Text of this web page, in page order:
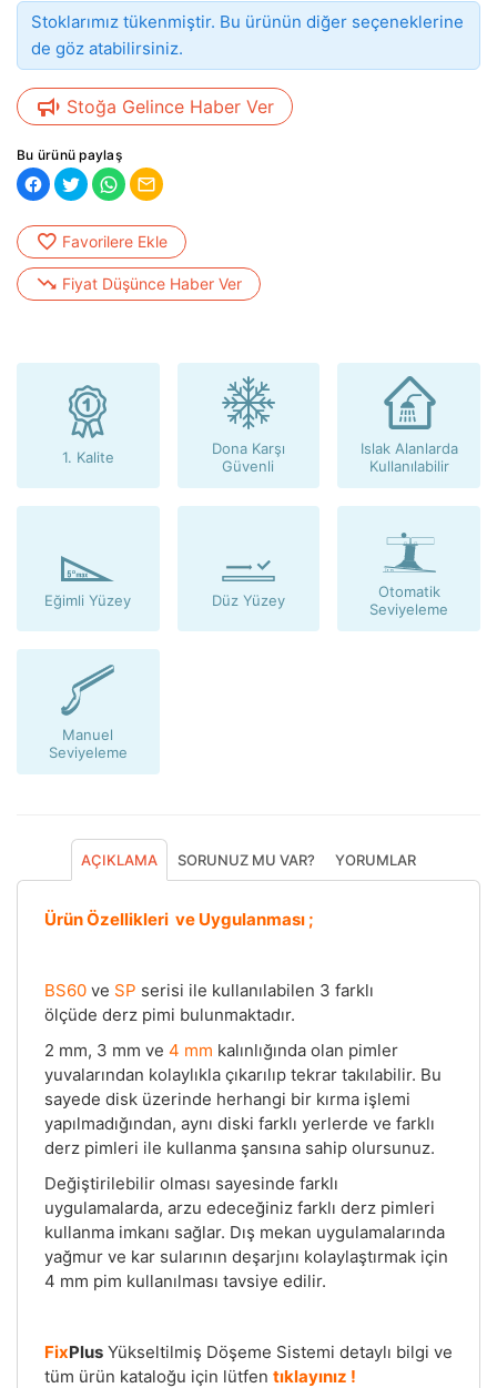
Stoklarımız tükenmiştir. Bu ürünün diğer seçeneklerine
de göz atabilirsiniz.
Stoğa Gelince Haber Ver
Bu ürünü paylaş
Favorilere Ekle
Fiyat Düşünce Haber Ver
1. Kalite
Dona Karşı
Güvenli
Islak Alanlarda
Kullanılabilir
Eğimli Yüzey Düz Yüzey
Otomatik
Seviyeleme
Manuel
Seviyeleme
AÇIKLAMA SORUNUZ MU VAR? YORUMLAR
Ürün Özellikleri ve Uygulanması ;
BS60 ve SP serisi ile kullanılabilen 3 farklı
ölçüde derz pimi bulunmaktadır.
2 mm, 3 mm ve 4 mm kalınlığında olan pimler
yuvalarından kolaylıkla çıkarılıp tekrar takılabilir. Bu
sayede disk üzerinde herhangi bir kırma işlemi
yapılmadığından, aynı diski farklı yerlerde ve farklı
derz pimleri ile kullanma şansına sahip olursunuz.
Değiştirilebilir olması sayesinde farklı
uygulamalarda, arzu edeceğiniz farklı derz pimleri
kullanma imkanı sağlar. Dış mekan uygulamalarında
yağmur ve kar sularının deşarjını kolaylaştırmak için
4 mm pim kullanılması tavsiye edilir.
FixPlus Yükseltilmiş Döşeme Sistemi detaylı bilgi ve
tüm ürün kataloğu için lütfen tıklayınız !